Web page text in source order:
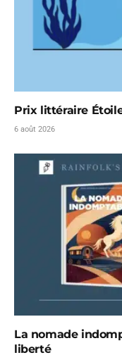
Prix littéraire
6 août 2026
La nomade
liberté